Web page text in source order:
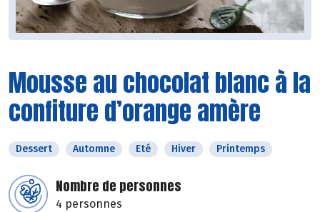
Mousse au chocolat blanc à la
confiture d’orange amère
Dessert Automne Eté Hiver Printemps
Nombre de personnes
4 personnes